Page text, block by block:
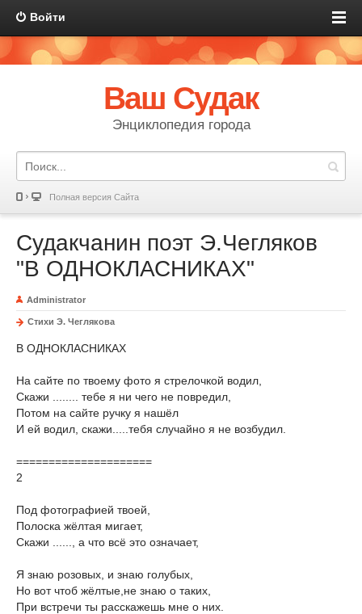
Войти
Ваш Судак
Энциклопедия города
Полная версия Сайта
Судакчанин поэт Э.Чегляков
"В ОДНОКЛАСНИКАХ"
Administrator
Стихи Э. Чеглякова
В ОДНОКЛАСНИКАХ
На сайте по твоему фото я стрелочкой водил,
Скажи ........ тебе я ни чего не повредил,
Потом на сайте ручку я нашёл
И ей водил, скажи.....тебя случайно я не возбудил.
=====================
2
Под фотографией твоей,
Полоска жёлтая мигает,
Скажи ......, а что всё это означает,
Я знаю розовых, и знаю голубых,
Но вот чтоб жёлтые,не знаю о таких,
При встречи ты расскажешь мне о них.